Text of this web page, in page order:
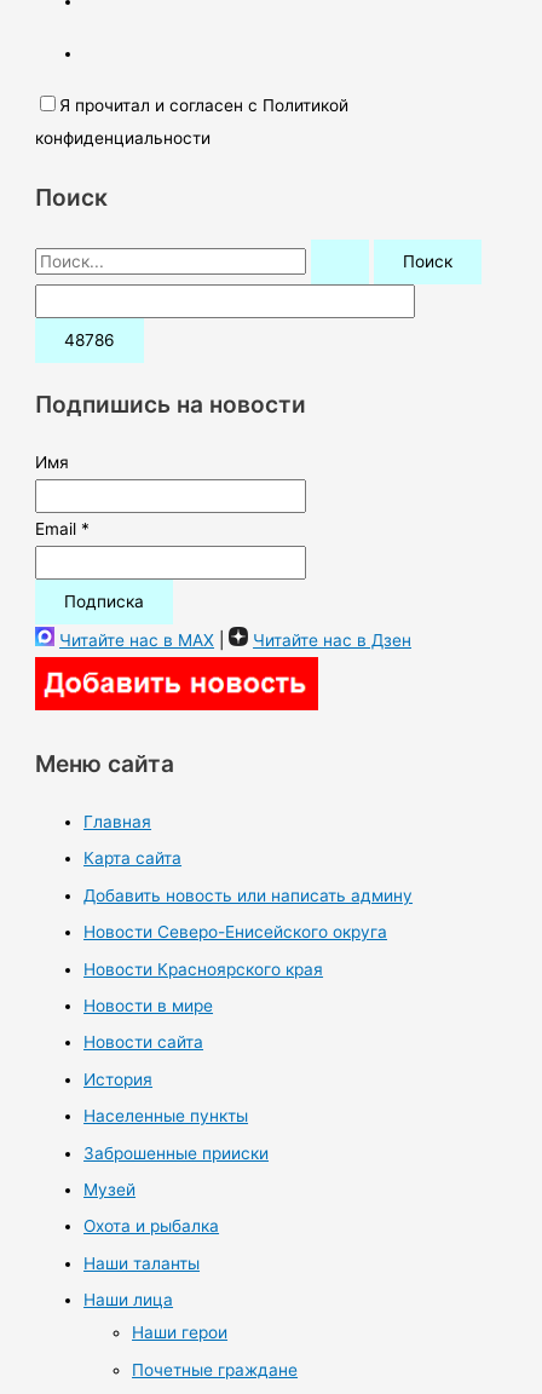
Я прочитал и согласен с Политикой
конфиденциальности
Поиск
П
о
и
:Подпишись на новости
Имя
Email *
Читайте нас в MAX | Читайте нас в Дзен
Меню сайта
Главная
Карта сайта
Добавить новость или написать админу
Новости Северо-Енисейского округа
Новости Красноярского края
Новости в мире
Новости сайта
История
Населенные пункты
Заброшенные прииски
Музей
Охота и рыбалка
Наши таланты
Наши лица
Наши герои
Почетные граждане